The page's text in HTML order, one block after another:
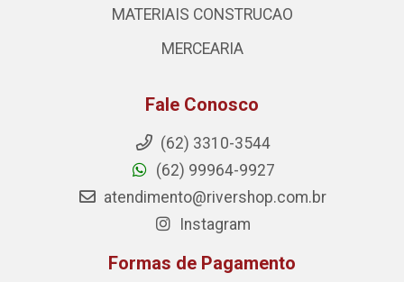
MATERIAIS CONSTRUCAO
MERCEARIA
Fale Conosco
(62) 3310-3544
(62) 99964-9927
atendimento@rivershop.com.br
Instagram
Formas de Pagamento